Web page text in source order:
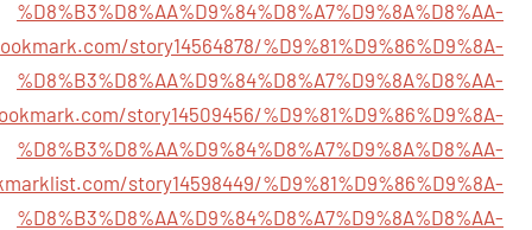
%D8%B3%D8%AA%D9%84%D8%A7%D9%8A%D8%AA-
story14564878/%D9%81%D9%86%D9%8A-
%D8%B3%D8%AA%D9%84%D8%A7%D9%8A%D8%AA-
story14509456/%D9%81%D9%86%D9%8A-
%D8%B3%D8%AA%D9%84%D8%A7%D9%8A%D8%AA-
story14598449/%D9%81%D9%86%D9%8A-
%D8%B3%D8%AA%D9%84%D8%A7%D9%8A%D8%AA-